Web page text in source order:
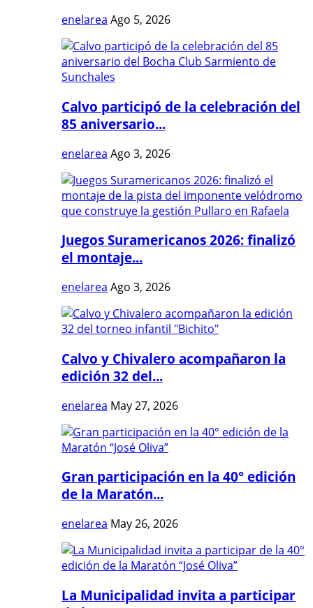
enelarea Ago 5, 2026
Calvo participó de la celebración del
85 aniversario...
enelarea Ago 3, 2026
Juegos Suramericanos 2026: finalizó
el montaje...
enelarea Ago 3, 2026
Calvo y Chivalero acompañaron la
edición 32 del...
enelarea May 27, 2026
Gran participación en la 40° edición
de la Maratón...
enelarea May 26, 2026
La Municipalidad invita a participar